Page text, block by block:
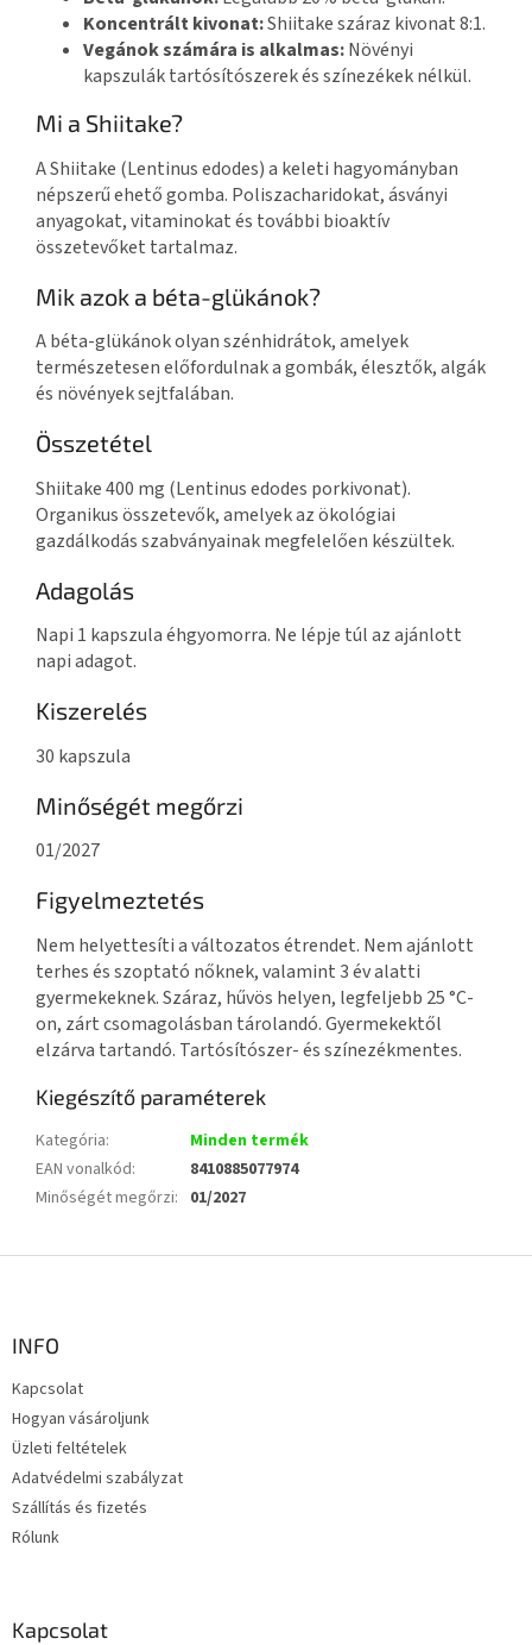
Koncentrált kivonat:Shiitake száraz kivonat 8:1.
Vegánok számára is alkalmas:Növényi
kapszulák tartósítószerek és színezékek nélkül.
Mi a Shiitake?
A Shiitake (Lentinus edodes) a keleti hagyományban
népszerű ehető gomba. Poliszacharidokat, ásványi
anyagokat, vitaminokat és további bioaktív
összetevőket tartalmaz.
Mik azok a béta-glükánok?
A béta-glükánok olyan szénhidrátok, amelyek
természetesen előfordulnak a gombák, élesztők, algák
és növények sejtfalában.
Összetétel
Shiitake 400 mg (Lentinus edodes porkivonat).
Organikus összetevők, amelyek az ökológiai
gazdálkodás szabványainak megfelelően készültek.
Adagolás
Napi 1 kapszula éhgyomorra. Ne lépje túl az ajánlott
napi adagot.
Kiszerelés
30 kapszula
Minőségét megőrzi
01/2027
Figyelmeztetés
Nem helyettesíti a változatos étrendet. Nem ajánlott
terhes és szoptató nőknek, valamint 3 év alatti
gyermekeknek. Száraz, hűvös helyen, legfeljebb 25 °C-
on, zárt csomagolásban tárolandó. Gyermekektől
elzárva tartandó. Tartósítószer- és színezékmentes.
Kiegészítő paraméterek
Kategória:
Minden termék
EAN vonalkód:
8410885077974
Minőségét megőrzi: 01/2027
INFO
Kapcsolat
Hogyan vásároljunk
Üzleti feltételek
Adatvédelmi szabályzat
Szállítás és fizetés
Rólunk
Kapcsolat